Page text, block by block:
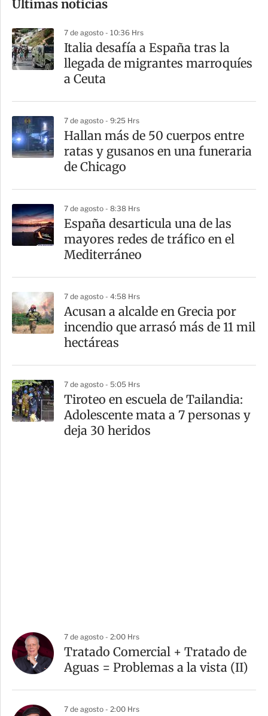
m
a
r
t
Últimas noticias
7 de agosto - 10:36 Hrs
Italia desafía a España tras la
llegada de migrantes marroquíes
a Ceuta
7 de agosto - 9:25 Hrs
Hallan más de 50 cuerpos entre
ratas y gusanos en una funeraria
de Chicago
7 de agosto - 8:38 Hrs
España desarticula una de las
mayores redes de tráfico en el
Mediterráneo
7 de agosto - 4:58 Hrs
Acusan a alcalde en Grecia por
incendio que arrasó más de 11 mil
hectáreas
7 de agosto - 5:05 Hrs
Tiroteo en escuela de Tailandia:
Adolescente mata a 7 personas y
deja 30 heridos
7 de agosto - 2:00 Hrs
Tratado Comercial + Tratado de
Aguas = Problemas a la vista (II)
7 de agosto - 2:00 Hrs